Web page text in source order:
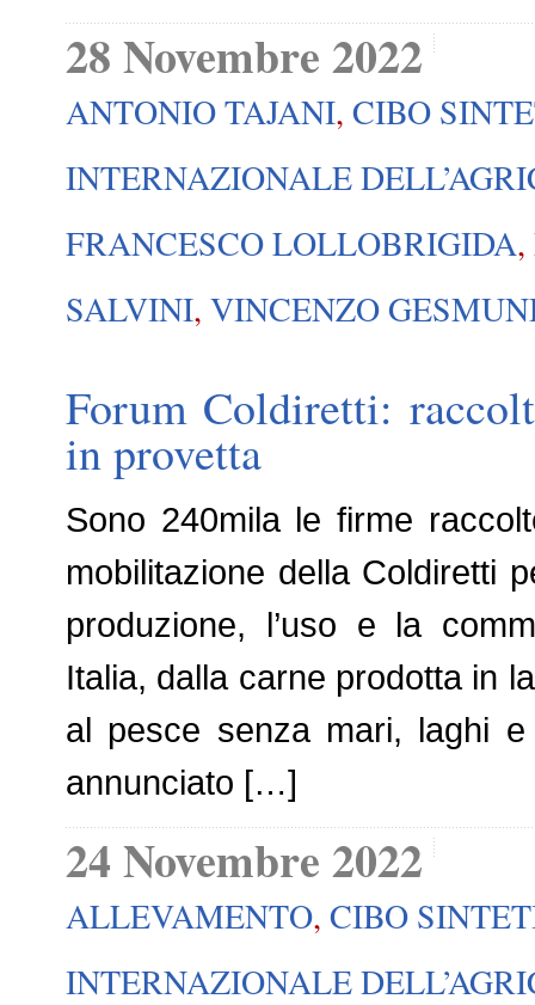
28 Novembre 2022
ANTONIO TAJANI, CIBO
INTERNAZIONALE
FRANCESCO LOLLOBRIGIDA,
SALVINI, VINCENZO
Forum Coldiretti:
in provetta
Sono 240mila le firme
mobilitazione della Coldiretti
produzione, l’uso e la
Italia, dalla carne prodotta in
al pesce senza mari, laghi
annunciato […]
24 Novembre 2022
ALLEVAMENTO, CIBO
INTERNAZIONALE